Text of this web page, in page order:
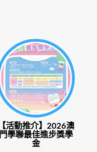
【活動推介】2026澳
門學聯最佳進步獎學
金